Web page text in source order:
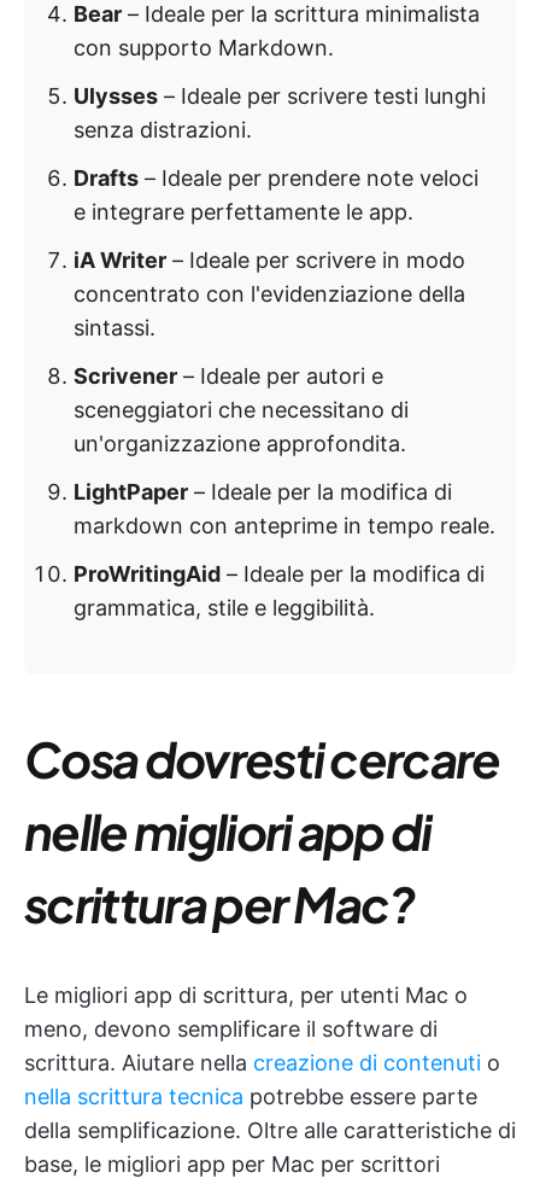
Bear – Ideale per la scrittura minimalista
con supporto Markdown.
Ulysses – Ideale per scrivere testi lunghi
senza distrazioni.
Drafts – Ideale per prendere note veloci
e integrare perfettamente le app.
iA Writer – Ideale per scrivere in modo
concentrato con l'evidenziazione della
sintassi.
Scrivener – Ideale per autori e
sceneggiatori che necessitano di
un'organizzazione approfondita.
LightPaper – Ideale per la modifica di
markdown con anteprime in tempo reale.
ProWritingAid – Ideale per la modifica di
grammatica, stile e leggibilità.
Cosa dovresti cercare
nelle migliori app di
scrittura per Mac?
Le migliori app di scrittura, per utenti Mac o
meno, devono semplificare il software di
scrittura. Aiutare nella creazione di contenuti o
nella scrittura tecnica potrebbe essere parte
della semplificazione. Oltre alle caratteristiche di
base, le migliori app per Mac per scrittori